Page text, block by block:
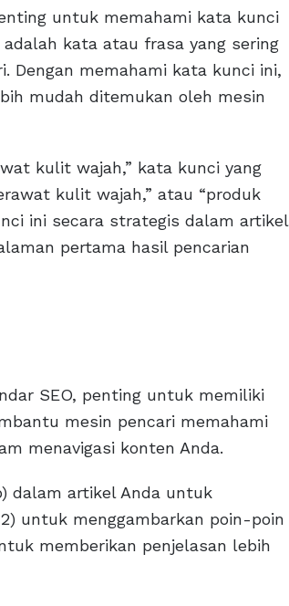
untuk memahami kata kunci
kata atau frasa yang sering
Dengan memahami kata kunci ini,
mudah ditemukan oleh mesin
kulit wajah,” kata kunci yang
kulit wajah,” atau “produk
ini secara strategis dalam artikel
pertama hasil pencarian
SEO, penting untuk memiliki
mesin pencari memahami
menavigasi konten Anda.
dalam artikel Anda untuk
untuk menggambarkan poin-poin
memberikan penjelasan lebih